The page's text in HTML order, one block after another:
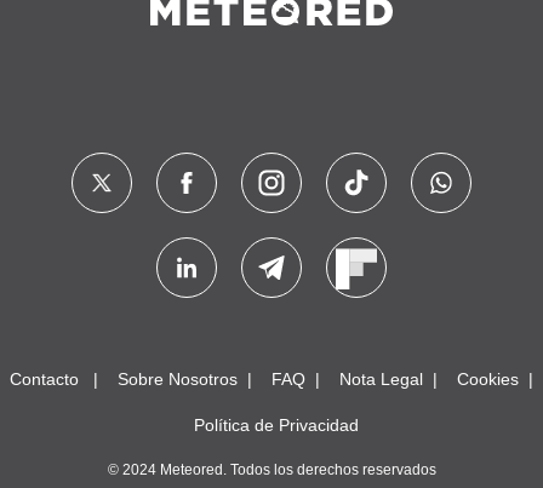
Contacto Sobre Nosotros FAQ Nota Legal Cookies
Política de Privacidad
© 2024 Meteored. Todos los derechos reservados